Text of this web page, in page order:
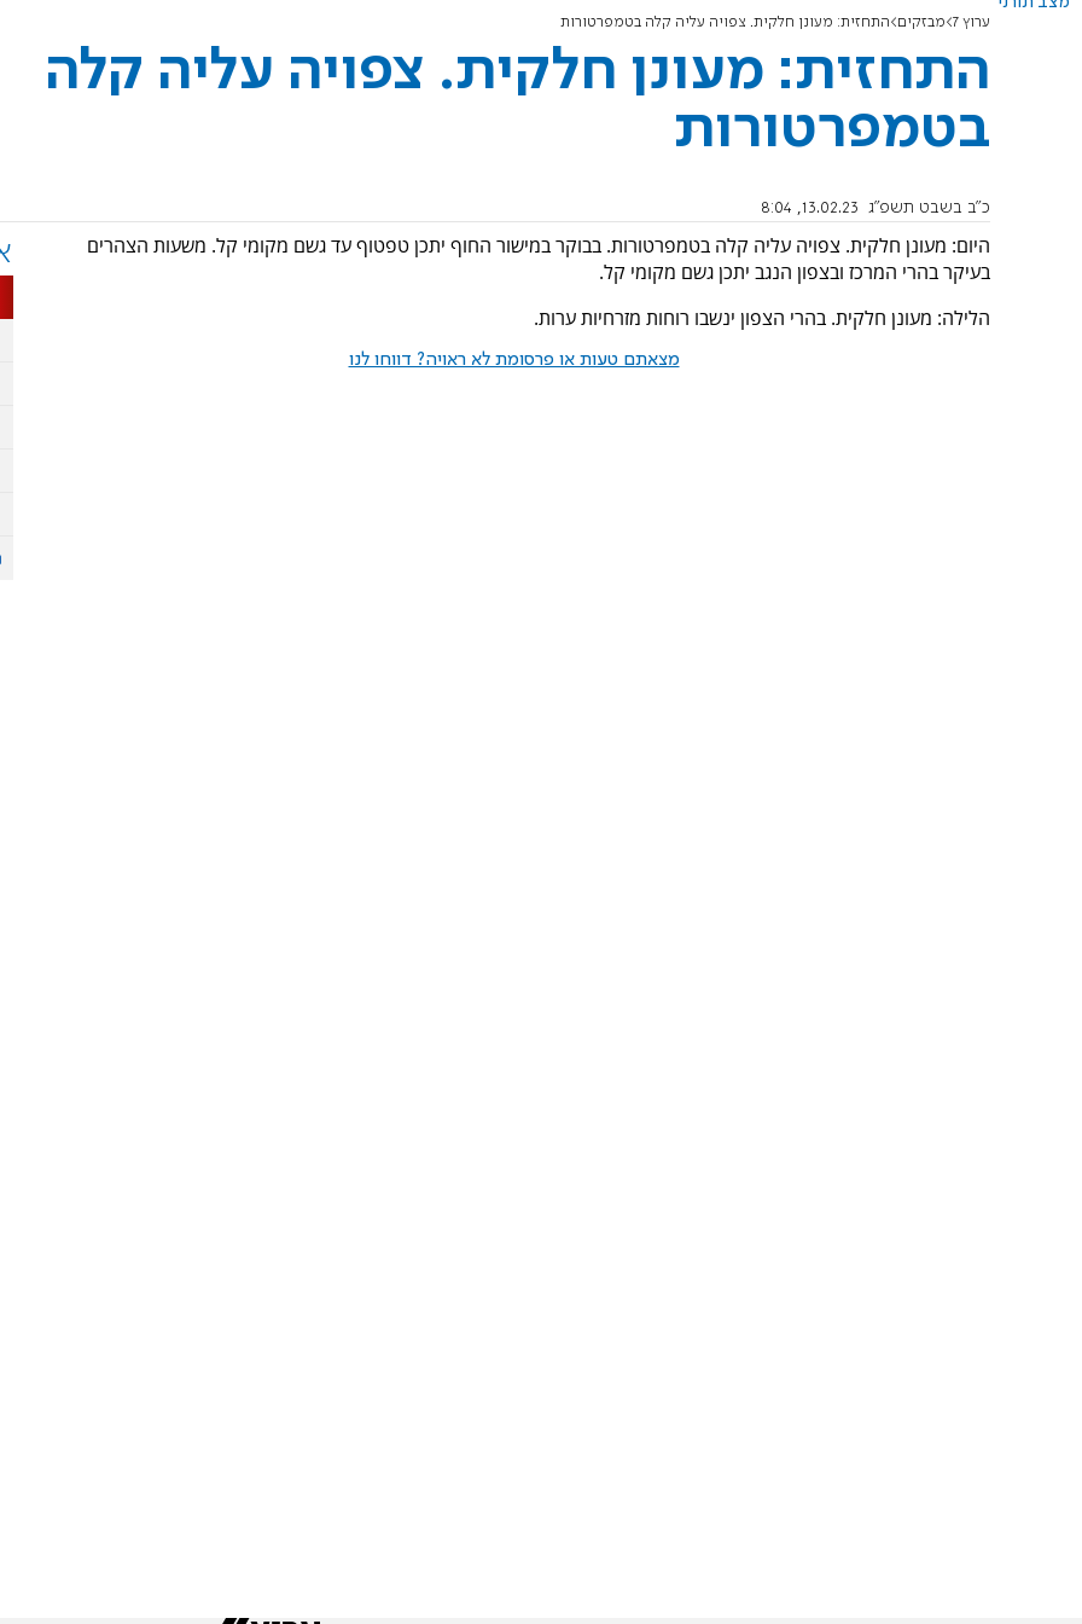
ערוץ 7 מבזקים התחזית: מעונן חלקית. צפויה עליה קלה בטמפרטורות
התחזית: מעונן חלקית. צפויה עליה קלה
בטמפרטורות
כ"ב בשבט תשפ"ג 13.02.23, 8:04
היום: מעונן חלקית. צפויה עליה קלה בטמפרטורות. בבוקר במישור החוף יתכן טפטוף עד גשם מקומי קל. משעות הצהרים
בעיקר בהרי המרכז ובצפון הנגב יתכן גשם מקומי קל.
הלילה: מעונן חלקית. בהרי הצפון ינשבו רוחות מזרחיות ערות.
מצאתם טעות או פרסומת לא ראויה? דווחו לנו